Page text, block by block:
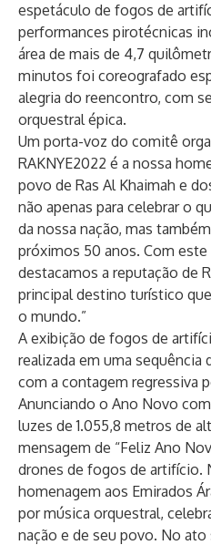
espetáculo de fogos de
performances pirotécnicas
área de mais de 4,7
minutos foi coreografado
alegria do reencontro, com
orquestral épica.
Um porta-voz do comitê
RAKNYE2022 é a nossa
povo de Ras Al Khaimah e
não apenas para celebrar o
da nossa nação, mas
próximos 50 anos. Com
destacamos a reputação de
principal destino turístico
o mundo.”
A exibição de fogos de
realizada em uma sequência
com a contagem regressiva
Anunciando o Ano Novo
luzes de 1.055,8 metros de
mensagem de “Feliz Ano
drones de fogos de artifício.
homenagem aos Emirados
por música orquestral,
nação e de seu povo. No